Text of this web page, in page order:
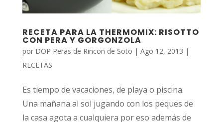
RECETA PARA LA THERMOMIX: RISOTTO
CON PERA Y GORGONZOLA
por DOP Peras de Rincon de Soto | Ago 12, 2013 |
RECETAS
Es tiempo de vacaciones, de playa o piscina.
Una mañana al sol jugando con los peques de
la casa agota a cualquiera por eso además de